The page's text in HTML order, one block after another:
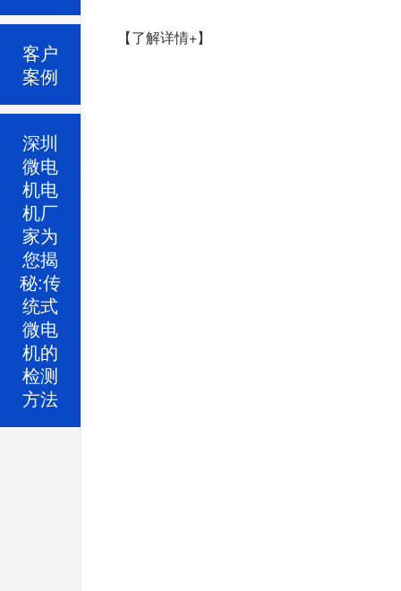
【了解详情+】
客户
案例
深圳
微电
机电
机厂
家为
您揭
秘:传
统式
微电
机的
检测
方法